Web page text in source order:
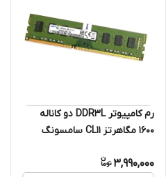
رم کامپیوتر DDR3L دو کاناله
1600 مگاهرتز CL11 سامسونگ
با 2 سال گارانتی
3,990,000